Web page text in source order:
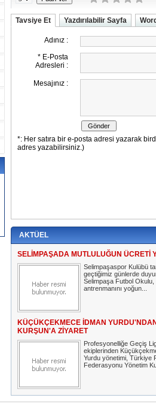
Tavsiye Et Yazdırılabilir Sayfa
AKTÜEL
SELİMPAŞADA MUTLULUĞUN ÜCRETİ
Selimpaşaspor Kulübü
geçtiğimiz günlerde
Selimpaşa Futbol Okulu,
antrenmanını yoğun...
KÜÇÜKÇEKMECE İDMAN
KURŞUN'A ZİYARET
Profesyonelliğe Geçiş
ekiplerinden
Yurdu yönetimi, Türkiye
Federasyonu Yönetim